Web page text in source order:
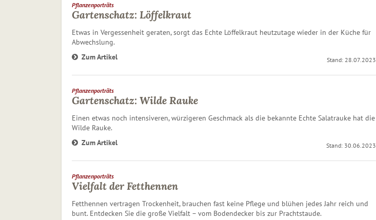
Pflanzenporträts
Gartenschatz: Löffelkraut
Etwas in Vergessenheit geraten, sorgt das Echte Löffelkraut heutzutage wieder in der Küche für
Abwechslung.
Zum Artikel
Stand: 28.07.2023
Pflanzenporträts
Gartenschatz: Wilde Rauke
Einen etwas noch intensiveren, würzigeren Geschmack als die bekannte Echte Salatrauke hat die
Wilde Rauke.
Zum Artikel
Stand: 30.06.2023
Pflanzenporträts
Vielfalt der Fetthennen
Fetthennen vertragen Trockenheit, brauchen fast keine Pflege und blühen jedes Jahr reich und
bunt. Entdecken Sie die große Vielfalt – vom Bodendecker bis zur Prachtstaude.